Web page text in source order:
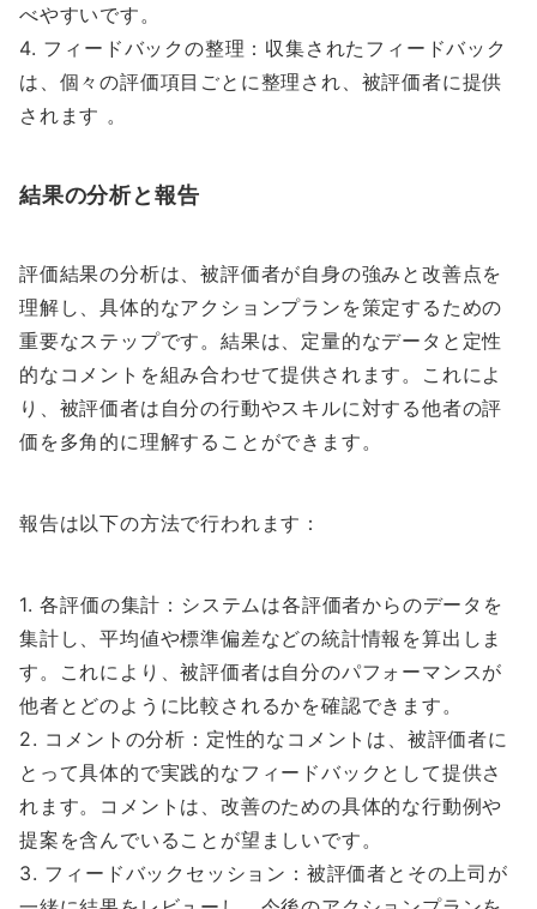
べやすいです。
4. フィードバックの整理：収集されたフィードバック
は、個々の評価項目ごとに整理され、被評価者に提供
されます 。
結果の分析と報告
評価結果の分析は、被評価者が自身の強みと改善点を
理解し、具体的なアクションプランを策定するための
重要なステップです。結果は、定量的なデータと定性
的なコメントを組み合わせて提供されます。これによ
り、被評価者は自分の行動やスキルに対する他者の評
価を多角的に理解することができます。
報告は以下の方法で行われます：
1. 各評価の集計：システムは各評価者からのデータを
集計し、平均値や標準偏差などの統計情報を算出しま
す。これにより、被評価者は自分のパフォーマンスが
他者とどのように比較されるかを確認できます。
2. コメントの分析：定性的なコメントは、被評価者に
とって具体的で実践的なフィードバックとして提供さ
れます。コメントは、改善のための具体的な行動例や
提案を含んでいることが望ましいです。
3. フィードバックセッション：被評価者とその上司が